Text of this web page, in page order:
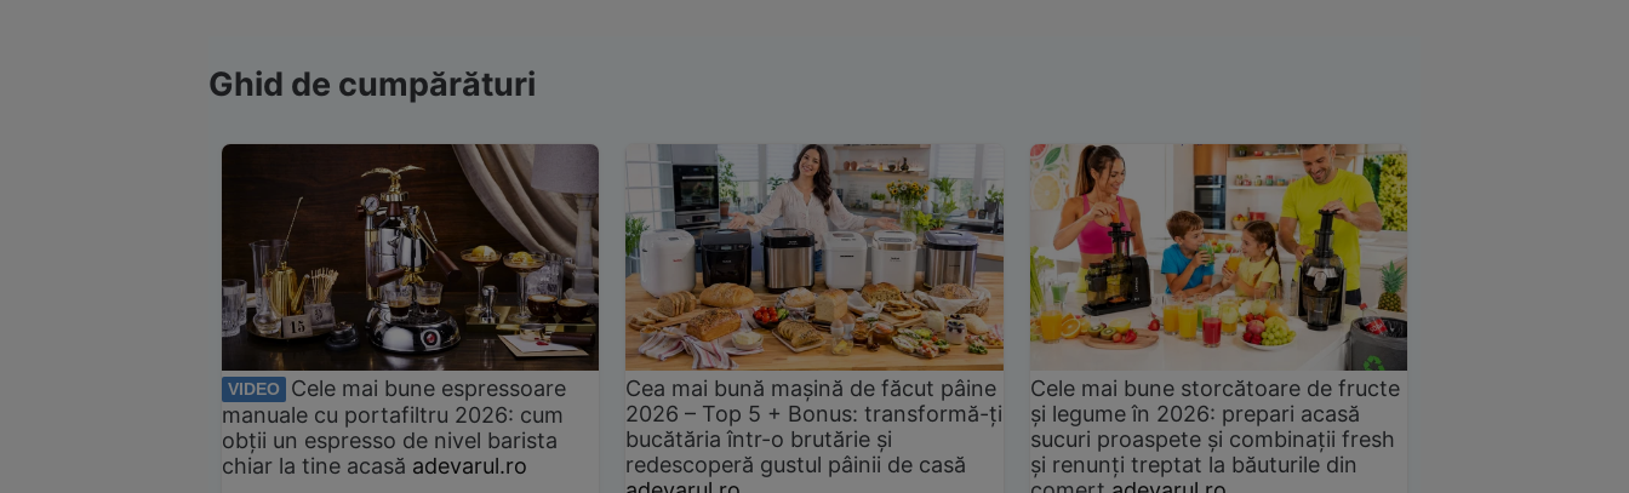
Ghid de cumpărături
VIDEO
Cele mai bune espressoare
manuale cu portafiltru 2026: cum
obții un espresso de nivel barista
chiar la tine acasă adevarul.ro
Cea mai bună mașină de făcut pâine
2026 – Top 5 + Bonus: transformă-ți
bucătăria într-o brutărie și
redescoperă gustul pâinii de casă
Cele mai bune storcătoare de fructe
și legume în 2026: prepari acasă
sucuri proaspete și combinații fresh
și renunți treptat la băuturile din